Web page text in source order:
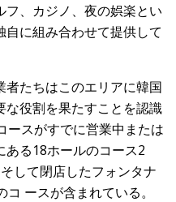
、カジノ、夜の娯楽とい
に組み合わせて提供して
たちはこのエリアに韓国
な役割を果たすことを認識
ースがすでに営業中または
ある18ホールのコース2
して閉店したフォンタナ
ースが含まれている。